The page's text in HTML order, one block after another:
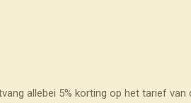
allebei 5% korting op het tarief